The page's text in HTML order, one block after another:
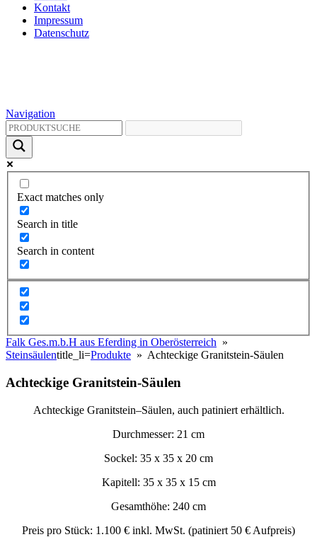
Kontakt
Impressum
Datenschutz
Navigation
Exact matches only
Search in title
Search in content
Falk Ges.m.b.H aus Eferding in Oberösterreich »
Steinsäulentitle_li=Produkte » Achteckige Granitstein-Säulen
Achteckige Granitstein-Säulen
Achteckige Granitstein–Säulen, auch patiniert erhältlich.
Durchmesser: 21 cm
Sockel: 35 x 35 x 20 cm
Kapitell: 35 x 35 x 15 cm
Gesamthöhe: 240 cm
Preis pro Stück: 1.100 € inkl. MwSt. (patiniert 50 € Aufpreis)